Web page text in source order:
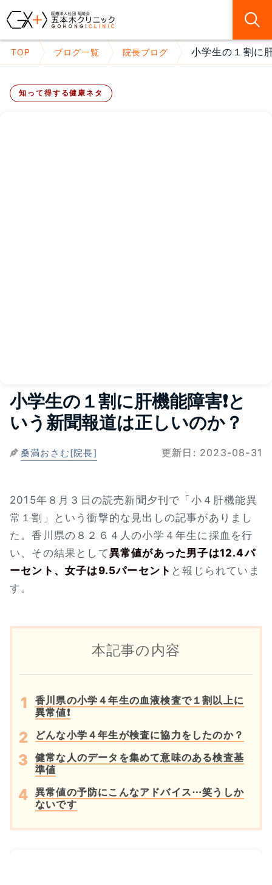
TOP ブログ一覧 院長ブログ 小学生の１割に
知って得する健康ネタ
小学生の１割に肝機能障害❗と
いう新聞報道は正しいのか？
桑満おさむ[院長] 更新日: 2023-08-31
2015年８月３日の読売新聞夕刊で「小４肝機能異
常１割」という衝撃的な見出しの記事がありまし
た。香川県の８２６４人の小学４年生に採血を行
い、その結果として異常値があった男子は12.4パ
ーセント、女子は9.5パーセント と報じられていま
す。
本記事の内容
香川県の小学４年生の血液検査で１割以上に
異常値❗
どんな小学４年生が検査に協力をしたのか？
健常な人のデータを集めて意味のある検査基
準値
異常値の予防にこんなアドバイス⋯笑うしか
ないです